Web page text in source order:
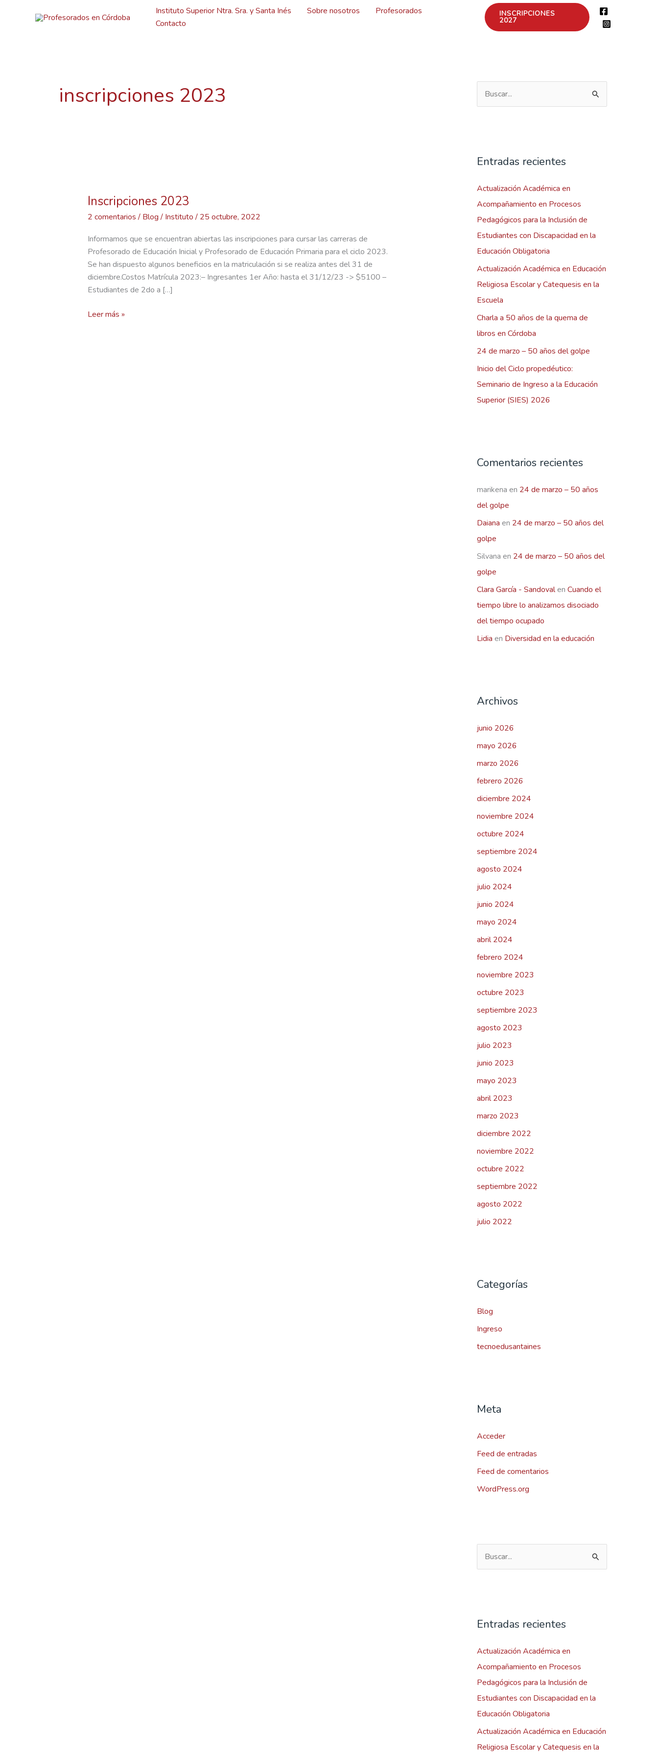
Instituto Superior Ntra. Sra. y Santa Inés Sobre nosotros
Profesorados
Contacto
INSCRIPCIONES
2027
inscripciones 2023
Inscripciones 2023
2 comentarios / Blog/ Instituto/ 25 octubre, 2022
Informamos que se encuentran abiertas las inscripciones para cursar las carreras de
Profesorado de Educación Inicial y Profesorado de Educación Primaria para el ciclo 2023.
Se han dispuesto algunos beneficios en la matriculación si se realiza antes del 31 de
diciembre.Costos Matrícula 2023:– Ingresantes 1er Año: hasta el 31/12/23 -> $5100 –
Estudiantes de 2do a […]
Leer más »
a
p
o
r
:
Entradas recientes
Actualización Académica en
Acompañamiento en Procesos
Pedagógicos para la Inclusión de
Estudiantes con Discapacidad en la
Educación Obligatoria
Actualización Académica en Educación
Religiosa Escolar y Catequesis en la
Escuela
Charla a 50 años de la quema de
libros en Córdoba
24 de marzo – 50 años del golpe
Inicio del Ciclo propedéutico:
Seminario de Ingreso a la Educación
Superior (SIES) 2026
Comentarios recientes
marikena en 24 de marzo – 50 años
del golpe
Daiana en 24 de marzo – 50 años del
golpe
Silvana en 24 de marzo – 50 años del
golpe
Clara García - Sandovalen Cuando el
tiempo libre lo analizamos disociado
del tiempo ocupado
Lidia en Diversidad en la educación
Archivos
junio 2026
mayo 2026
marzo 2026
febrero 2026
diciembre 2024
noviembre 2024
octubre 2024
septiembre 2024
agosto 2024
julio 2024
junio 2024
mayo 2024
abril 2024
febrero 2024
noviembre 2023
octubre 2023
septiembre 2023
agosto 2023
julio 2023
junio 2023
mayo 2023
abril 2023
marzo 2023
diciembre 2022
noviembre 2022
octubre 2022
septiembre 2022
agosto 2022
julio 2022
Categorías
Blog
Ingreso
tecnoedusantaines
Meta
Acceder
Feed de entradas
Feed de comentarios
WordPress.org
a
p
o
r
:
Entradas recientes
Actualización Académica en
Acompañamiento en Procesos
Pedagógicos para la Inclusión de
Estudiantes con Discapacidad en la
Educación Obligatoria
Actualización Académica en Educación
Religiosa Escolar y Catequesis en la